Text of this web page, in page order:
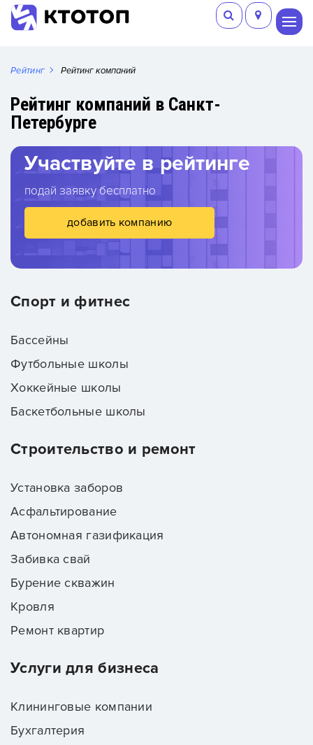
Рейтинг Рейтинг компаний
Рейтинг компаний в Санкт-
Петербурге
Участвуйте в рейтинге
подай заявку бесплатно
добавить компанию
Спорт и фитнес
Бассейны
Футбольные школы
Хоккейные школы
Баскетбольные школы
Строительство и ремонт
Установка заборов
Асфальтирование
Автономная газификация
Забивка свай
Бурение скважин
Кровля
Ремонт квартир
Услуги для бизнеса
Клининговые компании
Бухгалтерия